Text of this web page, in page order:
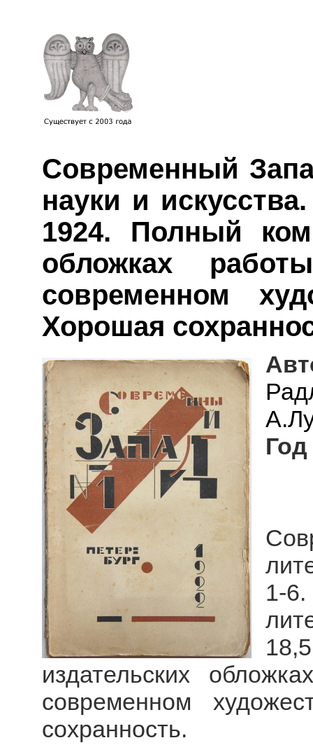
Современный
науки и
1924. Полный
обложках
современном
Хорошая
1-
издательских
современном
сохранность.